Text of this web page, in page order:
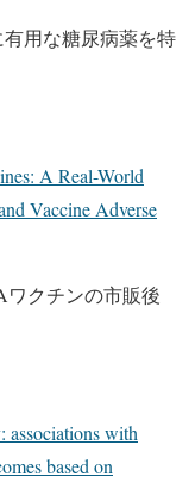
用な糖尿病薬を特
A Real-World
Vaccine Adverse
ワクチンの市販後
associations with
based on